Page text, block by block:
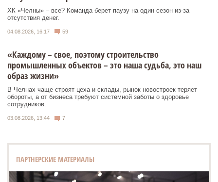
ХК «Челны» – все? Команда берет паузу на один сезон из-за
отсутствия денег.
04.08.2026, 16:17 59
«Каждому – свое, поэтому строительство
промышленных объектов – это наша судьба, это наш
образ жизни»
В Челнах чаще строят цеха и склады, рынок новостроек теряет
обороты, а от бизнеса требуют системной заботы о здоровье
сотрудников.
03.08.2026, 13:44 7
ПАРТНЕРСКИЕ МАТЕРИАЛЫ